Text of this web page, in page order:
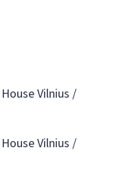
Vilnius /
Vilnius /